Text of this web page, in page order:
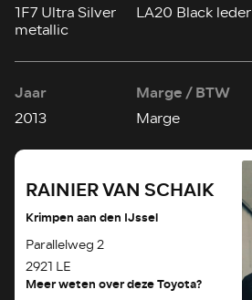
1F7 Ultra Silver
metallic
LA20 Black leder
Jaar
2013
Marge / BTW
Marge
RAINIER VAN SCHAIK
Krimpen aan den IJssel
Parallelweg 2
2921 LE
Meer weten over deze Toyota?